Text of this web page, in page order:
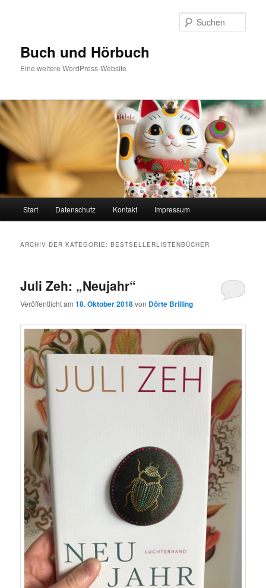
Buch und Hörbuch
Eine weitere WordPress-Website
Start Datenschutz Kontakt Impressum
ARCHIV DER KATEGORIE:BESTSELLERLISTENBÜCHER
Juli Zeh: „Neujahr“
Veröffentlicht am18. Oktober 2018von Dörte Brilling